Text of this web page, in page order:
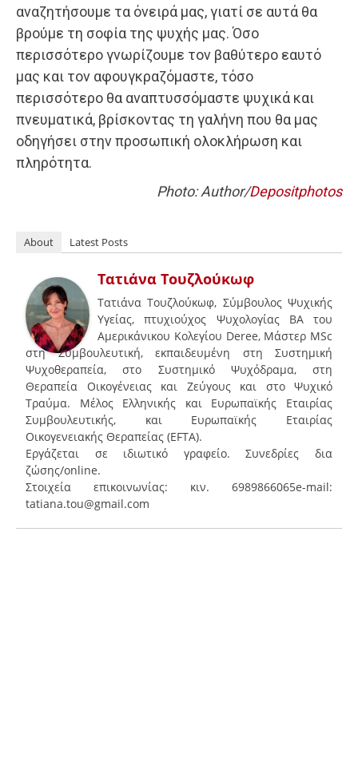
αναζητήσουμε τα όνειρά μας, γιατί σε αυτά θα
βρούμε τη σοφία της ψυχής μας. Όσο
περισσότερο γνωρίζουμε τον βαθύτερο εαυτό
μας και τον αφουγκραζόμαστε, τόσο
περισσότερο θα αναπτυσσόμαστε ψυχικά και
πνευματικά, βρίσκοντας τη γαλήνη που θα μας
οδηγήσει στην προσωπική ολοκλήρωση και
πληρότητα.
Photo: Author/Depositphotos
About Latest Posts
Τατιάνα Τουζλούκωφ
Τατιάνα Τουζλούκωφ, Σύμβουλος Ψυχικής
Υγείας, πτυχιούχος Ψυχολογίας ΒΑ του
Αμερικάνικου Κολεγίου Deree, Μάστερ MSc
στη Συμβουλευτική, εκπαιδευμένη στη Συστημική
Ψυχοθεραπεία, στο Συστημικό Ψυχόδραμα, στη
Θεραπεία Οικογένειας και Ζεύγους και στο Ψυχικό
Τραύμα. Μέλος Ελληνικής και Ευρωπαϊκής Εταιρίας
Συμβουλευτικής, και Ευρωπαϊκής Εταιρίας
Οικογενειακής Θεραπείας (EFTA).
Εργάζεται σε ιδιωτικό γραφείο. Συνεδρίες δια
ζώσης/online.
Στοιχεία επικοινωνίας: κιν. 6989866065e-mail:
tatiana.tou@gmail.com